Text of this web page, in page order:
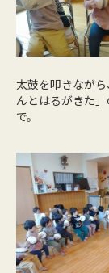
太鼓を叩きなが
んとはるがきた
で。